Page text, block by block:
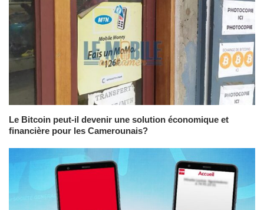
Le Bitcoin peut-il devenir une solution économique et
financière pour les Camerounais?